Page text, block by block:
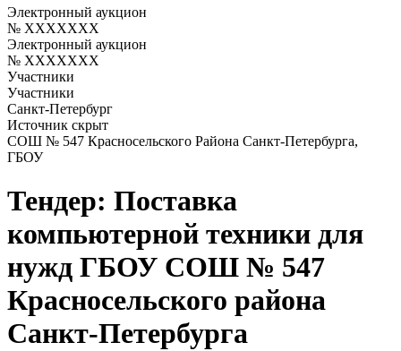
Электронный аукцион
№ XXXXXXX
Электронный аукцион
№ XXXXXXX
Участники
Участники
Санкт-Петербург
Источник скрыт
СОШ № 547 Красносельского Района Санкт-Петербурга,
ГБОУ
Тендер: Поставка
компьютерной техники для
нужд ГБОУ СОШ № 547
Красносельского района
Санкт-Петербурга